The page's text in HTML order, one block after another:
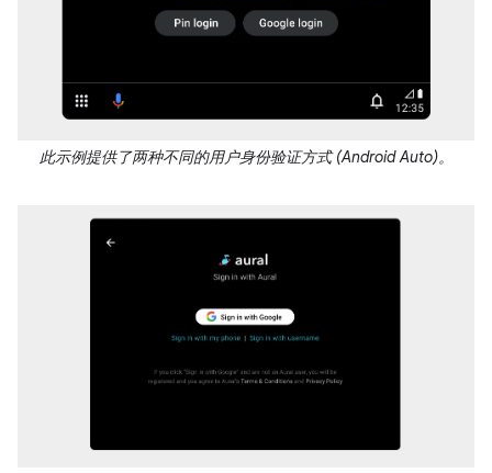
此示例提供了两种不同的用户身份验证方式 (Android Auto)。